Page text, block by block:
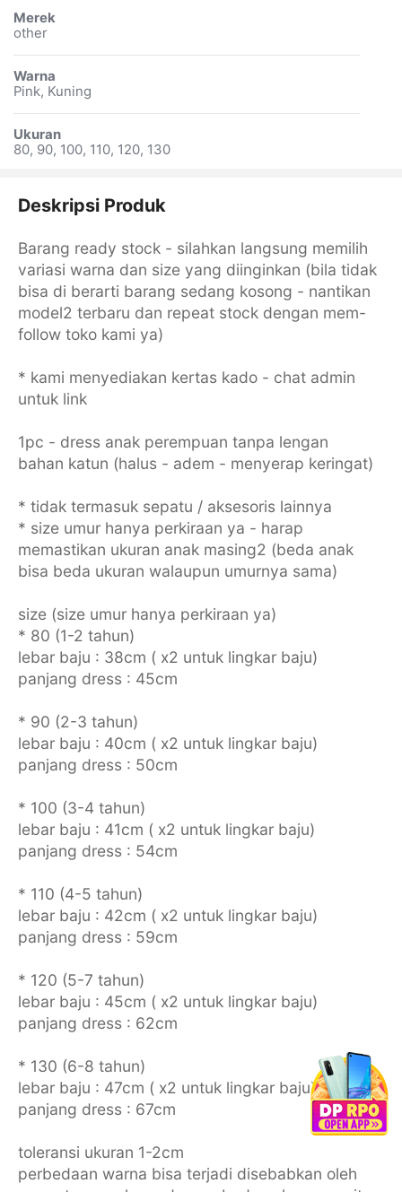
Merek
other
Warna
Pink, Kuning
Ukuran
80, 90, 100, 110, 120, 130
Deskripsi Produk
Barang ready stock - silahkan langsung memilih
variasi warna dan size yang diinginkan (bila tidak
bisa di berarti barang sedang kosong - nantikan
model2 terbaru dan repeat stock dengan mem-
follow toko kami ya)
* kami menyediakan kertas kado - chat admin
untuk link
1pc - dress anak perempuan tanpa lengan
bahan katun (halus - adem - menyerap keringat)
* tidak termasuk sepatu / aksesoris lainnya
* size umur hanya perkiraan ya - harap
memastikan ukuran anak masing2 (beda anak
bisa beda ukuran walaupun umurnya sama)
size (size umur hanya perkiraan ya)
* 80 (1-2 tahun)
lebar baju : 38cm ( x2 untuk lingkar baju)
panjang dress : 45cm
* 90 (2-3 tahun)
lebar baju : 40cm ( x2 untuk lingkar baju)
panjang dress : 50cm
* 100 (3-4 tahun)
lebar baju : 41cm ( x2 untuk lingkar baju)
panjang dress : 54cm
* 110 (4-5 tahun)
lebar baju : 42cm ( x2 untuk lingkar baju)
panjang dress : 59cm
* 120 (5-7 tahun)
lebar baju : 45cm ( x2 untuk lingkar baju)
panjang dress : 62cm
* 130 (6-8 tahun)
lebar baju : 47cm ( x2 untuk lingkar baju)
panjang dress : 67cm
toleransi ukuran 1-2cm
perbedaan warna bisa terjadi disebabkan oleh